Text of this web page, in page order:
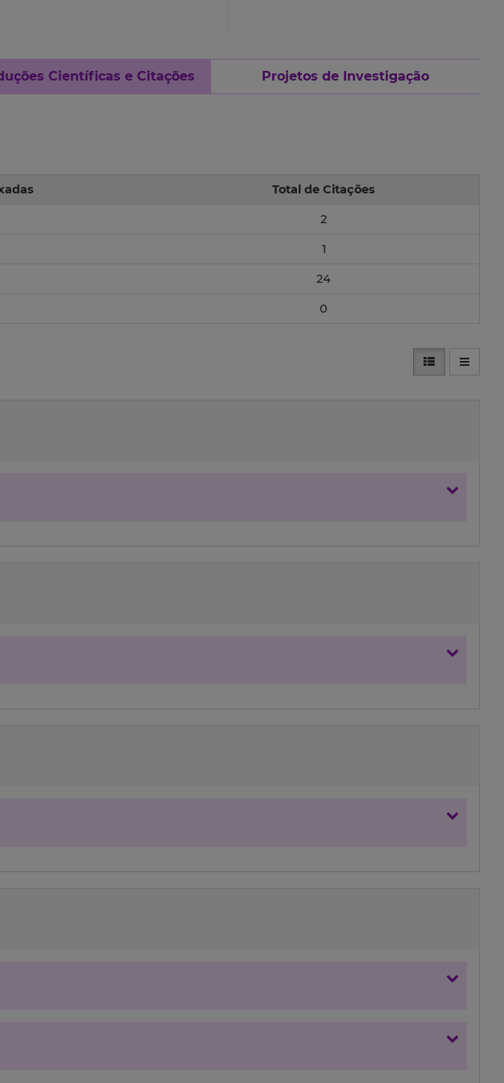
Científicas e Citações Projetos de Investigação
Total de Citações
2
1
24
0